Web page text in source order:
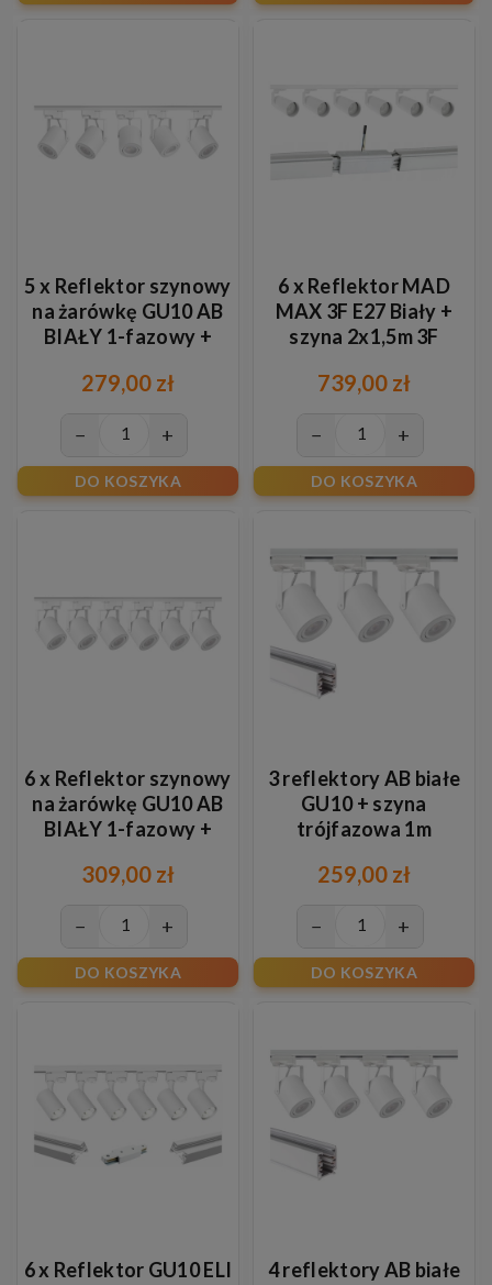
5 x Reflektor szynowy
na żarówkę GU10 AB
BIAŁY 1-fazowy +
279,00 zł
− +
DO KOSZYKA
6 x Reflektor MAD
MAX 3F E27 Biały +
szyna 2x1,5m 3F
739,00 zł
− +
DO KOSZYKA
6 x Reflektor szynowy
na żarówkę GU10 AB
BIAŁY 1-fazowy +
309,00 zł
− +
DO KOSZYKA
3 reflektory AB białe
GU10 + szyna
trójfazowa 1m
259,00 zł
− +
DO KOSZYKA
6 x Reflektor GU10 ELI
4 reflektory AB białe